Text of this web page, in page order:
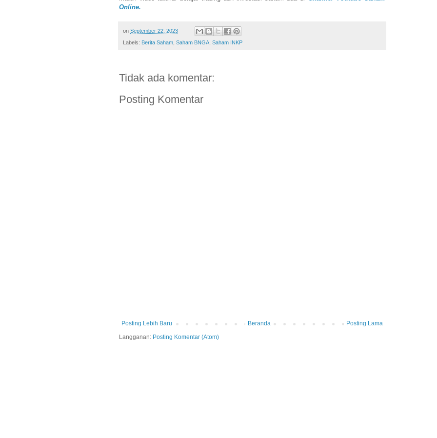
Online.
on September 22, 2023
Labels: Berita Saham Saham BNGA Saham INKP
Tidak ada komentar:
Posting Komentar
Posting Lebih Baru Posting Lama
Beranda
Langganan: Posting Komentar (Atom)